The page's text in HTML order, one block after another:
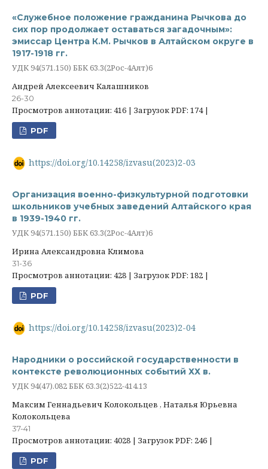
«Служебное положение гражданина Рычкова до
сих пор продолжает оставаться загадочным»:
эмиссар Центра К.М. Рычков в Алтайском округе в
1917-1918 гг.
УДК 94(571.150) ББК 63.3(2Рос-4Алт)6
Андрей Алексеевич Калашников
26-30
Просмотров аннотации: 416 | Загрузок PDF: 174 |
PDF
https://doi.org/10.14258/izvasu(2023)2-03
Организация военно-физкультурной подготовки
школьников учебных заведений Алтайского края
в 1939-1940 гг.
УДК 94(571.150) ББК 63.3(2Рос-4Алт)6
Ирина Александровна Климова
31-36
Просмотров аннотации: 428 | Загрузок PDF: 182 |
PDF
https://doi.org/10.14258/izvasu(2023)2-04
Народники о российской государственности в
контексте революционных событий ХХ в.
УДК 94(47).082 ББК 63.3(2)522-414.13
Максим Геннадьевич Колокольцев , Наталья Юрьевна
Колокольцева
37-41
Просмотров аннотации: 4028 | Загрузок PDF: 246 |
PDF